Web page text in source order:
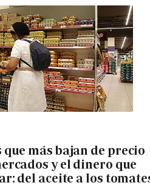
más bajan de precio
y el dinero que
del aceite a los